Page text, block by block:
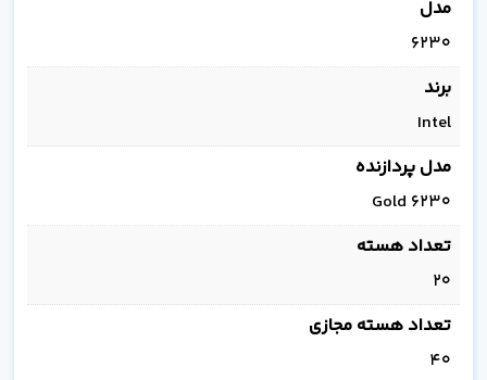
مدل
6230
برند
Intel
مدل پردازنده
Gold 6230
تعداد هسته
20
تعداد هسته مجازی
40